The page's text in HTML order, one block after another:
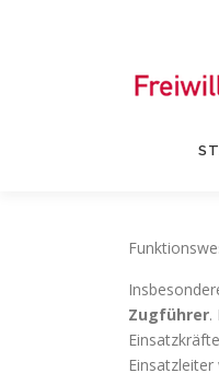
Zugführer.